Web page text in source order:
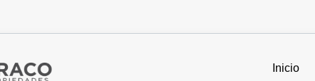
Inicio